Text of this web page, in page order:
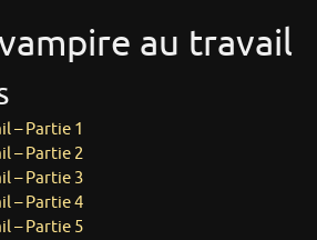
au travail
– Partie 1
– Partie 2
– Partie 3
– Partie 4
– Partie 5